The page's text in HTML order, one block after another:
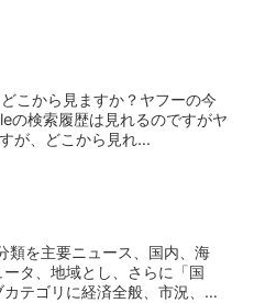
こから見ますか？ヤフーの今
の検索履歴は見れるのですがヤ
が、どこから見れ...
類を主要ニュース、国内、海
タ、地域とし、さらに「国
テゴリに経済全般、市況、株